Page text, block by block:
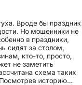
Вроде бы праздник
Но мошенники не
в праздники,
сидят за столом,
кто-то, просто,
не заметить
схема таких
историю